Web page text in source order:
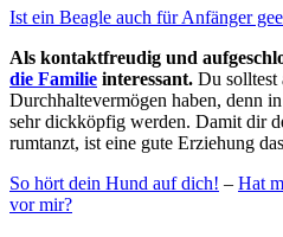
Ist ein Beagle auch für Anfänger
Als kontaktfreudig und
die Familie interessant. Du solltest
Durchhaltevermögen haben, denn
sehr dickköpfig werden. Damit dir
rumtanzt, ist eine gute Erziehung
So hört dein Hund auf dich! – Hat
vor mir?